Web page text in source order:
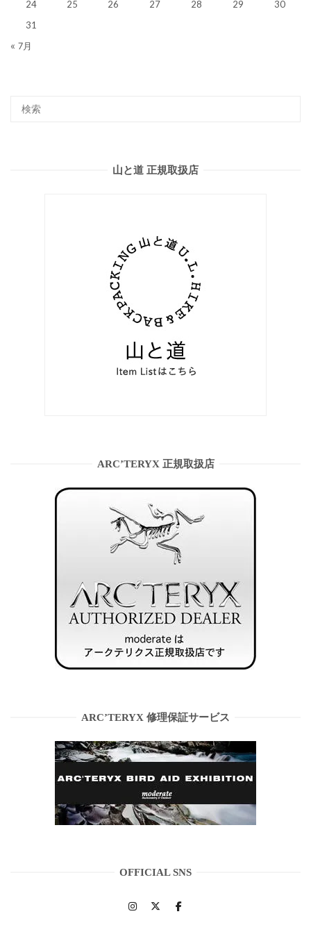
24 25 26 27 28 29
30
31
« 7月
山と道 正規取扱店
ARC’TERYX 正規取扱店
ARC’TERYX 修理保証サービス
OFFICIAL SNS